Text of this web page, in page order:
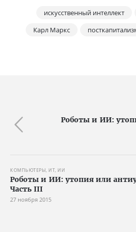
искусственный интеллект
Карл Маркс
Роботы и ИИ:
КОМПЬЮТЕРЫ, ИТ, ИИ
Роботы и ИИ: утопия или
Часть III
27 ноября 2015